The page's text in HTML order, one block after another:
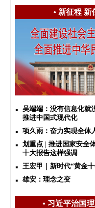
• 新征程 新
吴端端：没有信息化就
推进中国式现代化
项久雨：奋力实现全体
划重点 | 推进国家安全
十大报告这样强调
王宏甲｜新时代“黄金
雄安：理念之变
• 习近平治国